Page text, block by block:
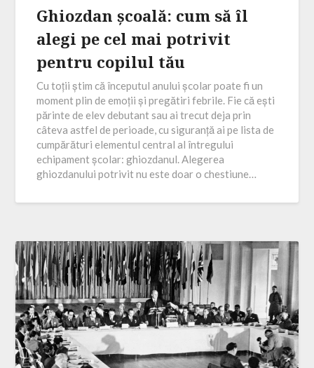
Ghiozdan școală: cum să îl
alegi pe cel mai potrivit
pentru copilul tău
Cu toții știm că începutul anului școlar poate fi un
moment plin de emoții și pregătiri febrile. Fie că ești
părinte de elev debutant sau ai trecut deja prin
câteva astfel de perioade, cu siguranță ai pe lista de
cumpărături elementul central al întregului
echipament școlar: ghiozdanul. Alegerea
ghiozdanului potrivit nu este doar o chestiune…